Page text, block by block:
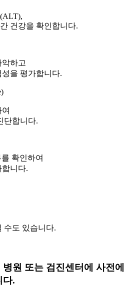
건강을 확인합니다.
하고
을 평가합니다.
단합니다.
확인하여
니다.
수도 있습니다.
원 또는 검진센터에 사전에
다.